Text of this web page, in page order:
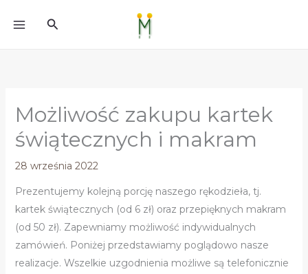
treści
Szukaj
Możliwość zakupu kartek
świątecznych i makram
28 września 2022
Prezentujemy kolejną porcję naszego rękodzieła, tj.
kartek świątecznych (od 6 zł) oraz przepięknych makram
(od 50 zł). Zapewniamy możliwość indywidualnych
zamówień. Poniżej przedstawiamy poglądowo nasze
realizacje. Wszelkie uzgodnienia możliwe są telefonicznie